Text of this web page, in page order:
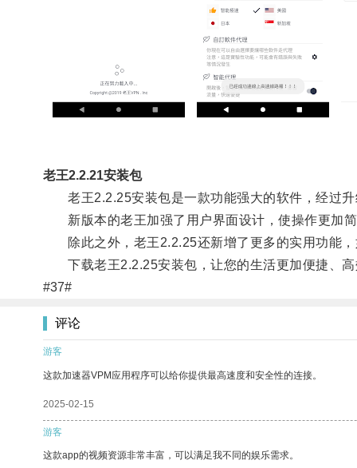
老王2.2.21安装包
老王2.2.25安装包是一款功能强大的软件，经过升
新版本的老王加强了用户界面设计，使操作更加简
除此之外，老王2.2.25还新增了更多的实用功能，
下载老王2.2.25安装包，让您的生活更加便捷、高
#37#
评论
游客
这款加速器VPM应用程序可以给你提供最高速度和安全性的连接。
2025-02-15
游客
这款app的视频资源非常丰富，可以满足我不同的娱乐需求。